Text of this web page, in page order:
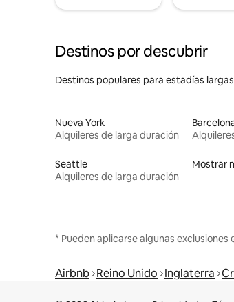
Destinos por descubrir
Destinos populares para estadías largas
Nueva York
Alquileres de larga duración
Seattle
Alquileres de larga duración
Mostrar
* Pueden aplicarse algunas
Airbnb Reino Unido Inglaterra